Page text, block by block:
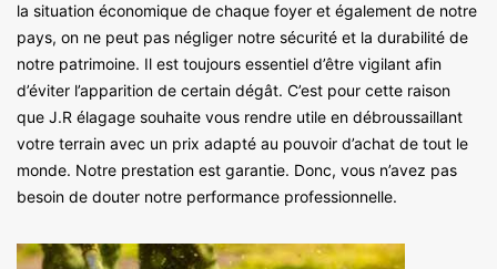
la situation économique de chaque foyer et également de notre
pays, on ne peut pas négliger notre sécurité et la durabilité de
notre patrimoine. Il est toujours essentiel d’être vigilant afin
d’éviter l’apparition de certain dégât. C’est pour cette raison
que J.R élagage souhaite vous rendre utile en débroussaillant
votre terrain avec un prix adapté au pouvoir d’achat de tout le
monde. Notre prestation est garantie. Donc, vous n’avez pas
besoin de douter notre performance professionnelle.